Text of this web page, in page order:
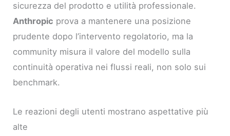
sicurezza del prodotto e utilità professionale.
Anthropic prova a mantenere una posizione
prudente dopo l’intervento regolatorio, ma la
community misura il valore del modello sulla
continuità operativa nei flussi reali, non solo sui
benchmark.
Le reazioni degli utenti mostrano aspettative più
alte